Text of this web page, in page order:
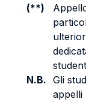
(**)
N.B. Gli
appelli